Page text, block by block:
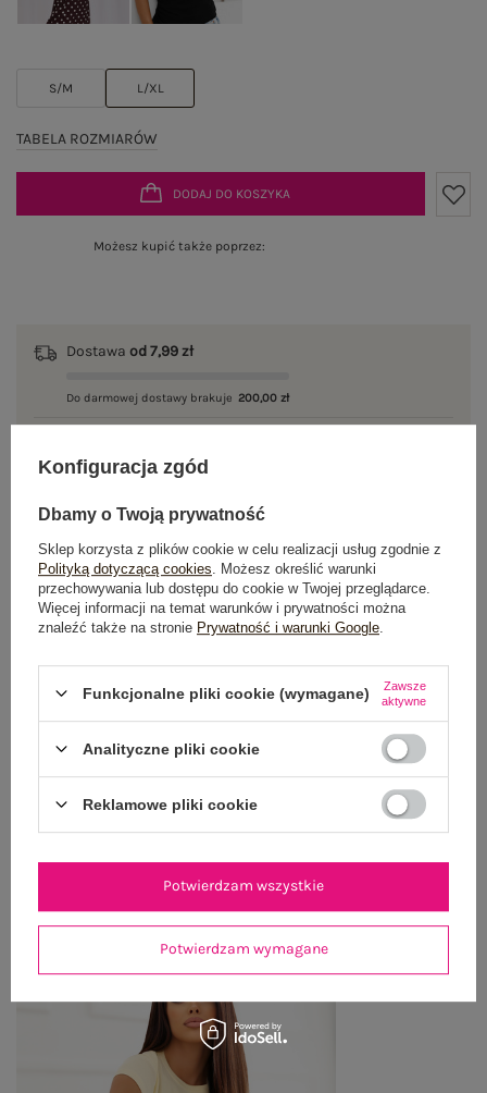
S/M L/XL
TABELA ROZMIARÓW
DODAJ DO KOSZYKA
Możesz kupić także poprzez:
Dostawa od 7,99 zł
Do darmowej dostawy brakuje 200,00 zł
100 dni na zwrot
OPIS PRODUKTU
GŁÓWNE PARAMETRY
OSTATNIO OGLĄDANE
Konfiguracja zgód
Dbamy o Twoją prywatność
Sklep korzysta z plików cookie w celu realizacji usług zgodnie z
Polityką dotyczącą cookies . Możesz określić warunki
przechowywania lub dostępu do cookie w Twojej przeglądarce.
Więcej informacji na temat warunków i prywatności można
znaleźć także na stronie Prywatność i warunki Google
Funkcjonalne pliki cookie (wymagane)
Zawsze
aktywne
Analityczne pliki cookie
Reklamowe pliki cookie
Potwierdzam wymagane
Potwierdzam wszystkie